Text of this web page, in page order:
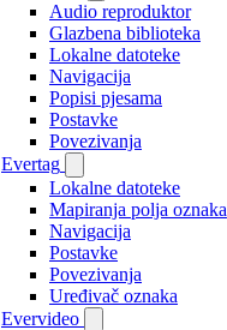
Audio reproduktor
Glazbena biblioteka
Lokalne datoteke
Navigacija
Popisi pjesama
Postavke
Povezivanja
Evertag
Lokalne datoteke
Mapiranja polja oznaka
Navigacija
Postavke
Povezivanja
Uređivač oznaka
Evervideo